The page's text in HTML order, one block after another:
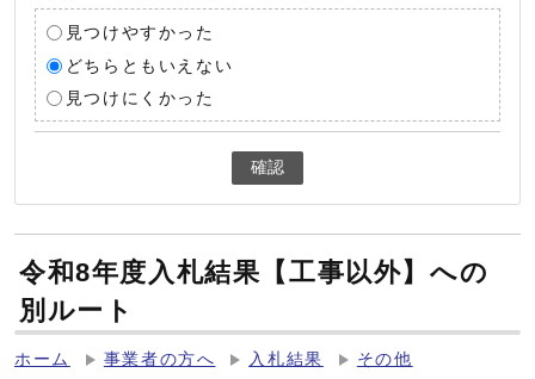
見つけやすかった
どちらともいえない
見つけにくかった
確認
令和8年度入札結果【工事以外】への
別ルート
ホーム 事業者の方へ 入札結果 その他